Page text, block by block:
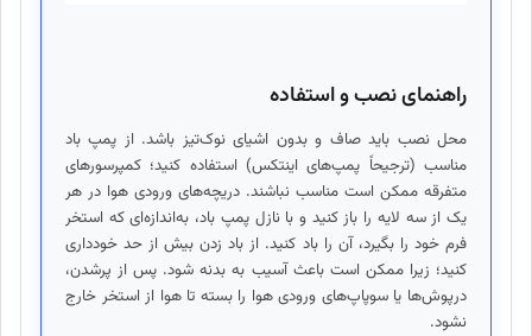
راهنمای نصب و استفاده
محل نصب باید صاف و بدون اشیای نوک‌تیز باشد. از پمپ باد
مناسب (ترجیحاً پمپ‌های اینتکس) استفاده کنید؛ کمپرسورهای
متفرقه ممکن است مناسب نباشند. دریچه‌های ورودی هوا در هر
یک از سه لایه را باز کنید و با نازل پمپ باد، به‌اندازه‌ای که استخر
فرم خود را بگیرد، آن را باد کنید. از باد زدن بیش از حد خودداری
کنید؛ زیرا ممکن است باعث آسیب به بدنه شود. پس از پرشدن،
درپوش‌ها یا سوپاپ‌های ورودی هوا را بسته تا هوا از استخر خارج
نشود.